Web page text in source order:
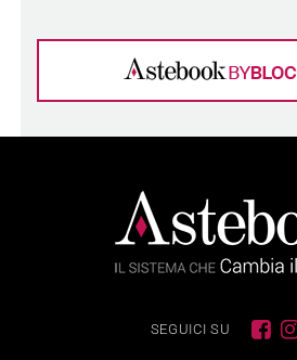
SEGUICI SU